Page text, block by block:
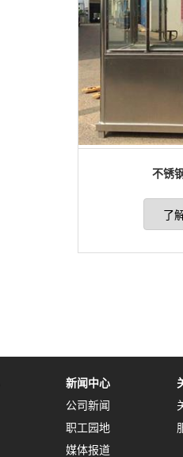
不锈
了
新闻中心
公司新闻
职工园地
媒体报道